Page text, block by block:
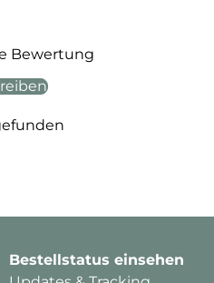
Bewertung
Bestellstatus einsehen